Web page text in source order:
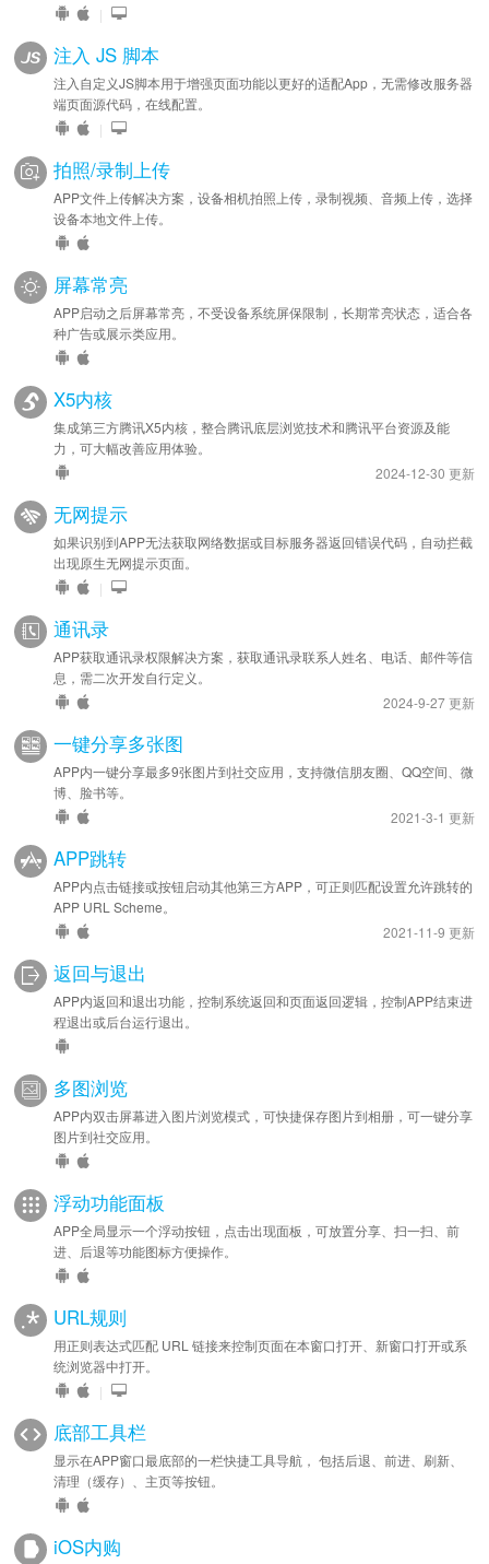
|
注入 JS 脚本
注入自定义JS脚本用于增强页面功能以更好的适配App，无需修改服务器
端页面源代码，在线配置。
|
拍照/录制上传
APP文件上传解决方案，设备相机拍照上传，录制视频、音频上传，选择
设备本地文件上传。
屏幕常亮
APP启动之后屏幕常亮，不受设备系统屏保限制，长期常亮状态，适合各
种广告或展示类应用。
X5内核
集成第三方腾讯X5内核，整合腾讯底层浏览技术和腾讯平台资源及能
力，可大幅改善应用体验。
2024-12-30 更新
无网提示
如果识别到APP无法获取网络数据或目标服务器返回错误代码，自动拦截
出现原生无网提示页面。
|
通讯录
APP获取通讯录权限解决方案，获取通讯录联系人姓名、电话、邮件等信
息，需二次开发自行定义。
2024-9-27 更新
一键分享多张图
APP内一键分享最多9张图片到社交应用，支持微信朋友圈、QQ空间、微
博、脸书等。
2021-3-1 更新
APP跳转
APP内点击链接或按钮启动其他第三方APP，可正则匹配设置允许跳转的
APP URL Scheme。
2021-11-9 更新
返回与退出
APP内返回和退出功能，控制系统返回和页面返回逻辑，控制APP结束进
程退出或后台运行退出。
多图浏览
APP内双击屏幕进入图片浏览模式，可快捷保存图片到相册，可一键分享
图片到社交应用。
浮动功能面板
APP全局显示一个浮动按钮，点击出现面板，可放置分享、扫一扫、前
进、后退等功能图标方便操作。
URL规则
用正则表达式匹配 URL 链接来控制页面在本窗口打开、新窗口打开或系
统浏览器中打开。
|
底部工具栏
显示在APP窗口最底部的一栏快捷工具导航， 包括后退、前进、刷新、
清理（缓存）、主页等按钮。
iOS内购